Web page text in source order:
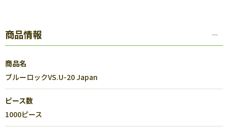
商品情報
商品名
ブルーロックVS.U-20 Japan
ピース数
1000ピース